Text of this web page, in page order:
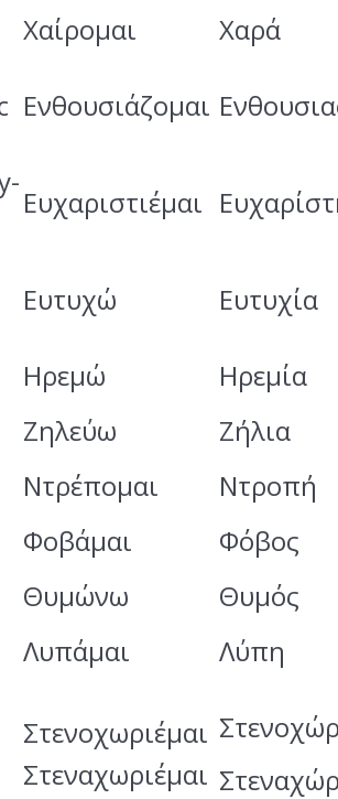
Χαίρομαι Χαρά
Ενθουσιάζομαι
Ευχαριστιέμαι
Ευτυχώ Ευτυχία
Ηρεμώ
Ηρεμία
Ζηλεύω
Ζήλια
Ντρέπομαι
Ντροπή
Φοβάμαι
Φόβος
Θυμώνω
Θυμός
Λυπάμαι Λύπη
Στενοχωριέμαι
Στεναχωριέμαι